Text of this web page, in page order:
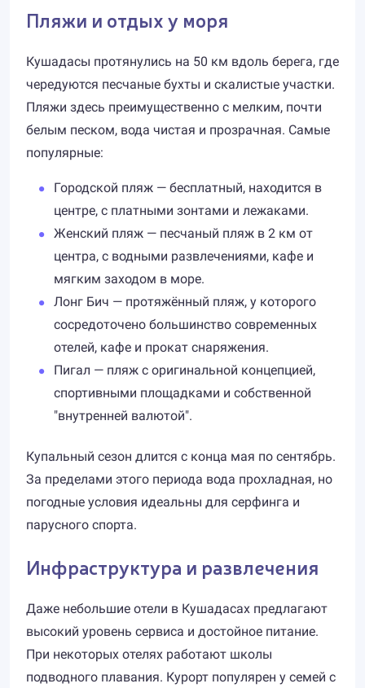
Пляжи и отдых у моря
Кушадасы протянулись на 50 км вдоль берега, где
чередуются песчаные бухты и скалистые участки.
Пляжи здесь преимущественно с мелким, почти
белым песком, вода чистая и прозрачная. Самые
популярные:
Городской пляж — бесплатный, находится в
центре, с платными зонтами и лежаками.
Женский пляж — песчаный пляж в 2 км от
центра, с водными развлечениями, кафе и
мягким заходом в море.
Лонг Бич — протяжённый пляж, у которого
сосредоточено большинство современных
отелей, кафе и прокат снаряжения.
Пигал — пляж с оригинальной концепцией,
спортивными площадками и собственной
"внутренней валютой".
Купальный сезон длится с конца мая по сентябрь.
За пределами этого периода вода прохладная, но
погодные условия идеальны для серфинга и
парусного спорта.
Инфраструктура и развлечения
Даже небольшие отели в Кушадасах предлагают
высокий уровень сервиса и достойное питание.
При некоторых отелях работают школы
подводного плавания. Курорт популярен у семей с